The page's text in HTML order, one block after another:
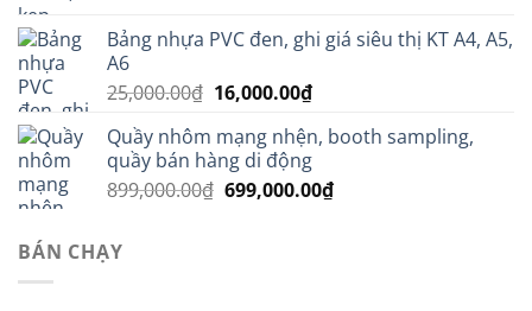
35,000.00₫.là:
Bảng nhựa PVC đen, ghi giá siêu thị KT A4, A5,
A6
25,000.00₫ Giá
là:
25,000.00₫.
16,000.00₫Giá
tại
là:
16,000.00₫.
Quầy nhôm mạng nhện, booth sampling,
quầy bán hàng di động
899,000.00₫ Giá
699,000.00₫Giá
BÁN CHẠY